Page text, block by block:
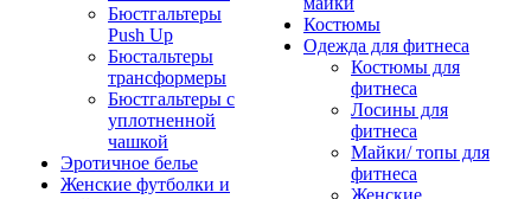
Бюстгальтеры
Push Up
Бюстальтеры
трансформеры
Бюстгальтеры с
уплотненной
чашкой
Эротичное белье
Женские футболки и
Костюмы
Одежда для фитнеса
Костюмы для
фитнеса
Лосины для
фитнеса
Майки/ топы для
фитнеса
Женские